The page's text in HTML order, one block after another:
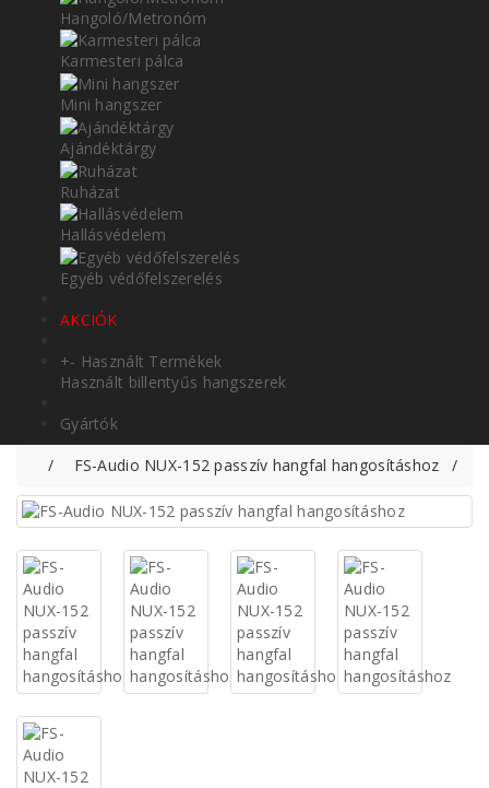
Hangoló/Metronóm
Karmesteri pálca
Mini hangszer
Ajándéktárgy
Ruházat
Hallásvédelem
Egyéb védőfelszerelés
AKCIÓK
+- Használt Termékek
Használt billentyűs hangszerek
Gyártók
FS-Audio NUX-152 passzív hangfal hangosításhoz